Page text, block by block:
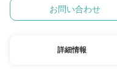
お問い合わせ
詳細情報